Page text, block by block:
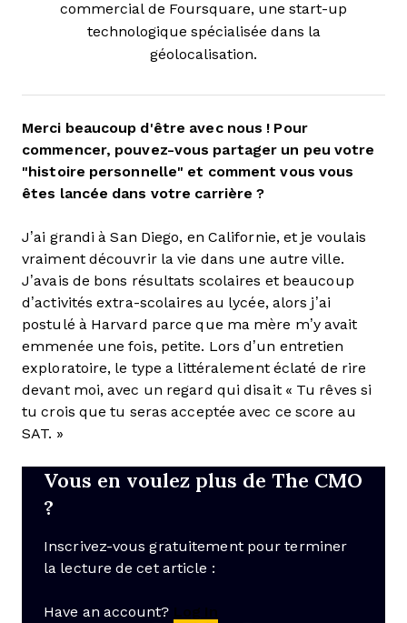
commercial de Foursquare, une start-up
technologique spécialisée dans la
géolocalisation.
Merci beaucoup d'être avec nous ! Pour
commencer, pouvez-vous partager un peu votre
"histoire personnelle" et comment vous vous
êtes lancée dans votre carrière ?
J’ai grandi à San Diego, en Californie, et je voulais
vraiment découvrir la vie dans une autre ville.
J’avais de bons résultats scolaires et beaucoup
d’activités extra-scolaires au lycée, alors j’ai
postulé à Harvard parce que ma mère m’y avait
emmenée une fois, petite. Lors d’un entretien
exploratoire, le type a littéralement éclaté de rire
devant moi, avec un regard qui disait « Tu rêves si
tu crois que tu seras acceptée avec ce score au
SAT. »
Vous en voulez plus de The CMO
?
Inscrivez-vous gratuitement pour terminer
la lecture de cet article :
Have an account? Log In